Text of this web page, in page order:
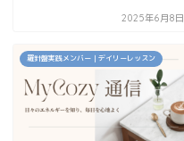
2025年6月8日
羅針盤実践メンバー｜デイリーレッスン